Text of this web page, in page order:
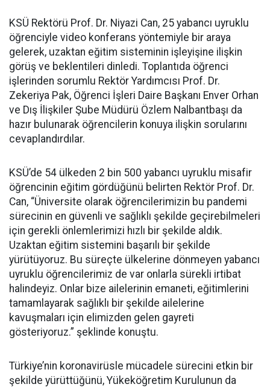
KSÜ Rektörü Prof. Dr. Niyazi Can, 25 yabancı uyruklu
öğrenciyle video konferans yöntemiyle bir araya
gelerek, uzaktan eğitim sisteminin işleyişine ilişkin
görüş ve beklentileri dinledi. Toplantıda öğrenci
işlerinden sorumlu Rektör Yardımcısı Prof. Dr.
Zekeriya Pak, Öğrenci İşleri Daire Başkanı Enver Orhan
ve Dış İlişkiler Şube Müdürü Özlem Nalbantbaşı da
hazır bulunarak öğrencilerin konuya ilişkin sorularını
cevaplandırdılar.
KSÜ’de 54 ülkeden 2 bin 500 yabancı uyruklu misafir
öğrencinin eğitim gördüğünü belirten Rektör Prof. Dr.
Can, “Üniversite olarak öğrencilerimizin bu pandemi
sürecinin en güvenli ve sağlıklı şekilde geçirebilmeleri
için gerekli önlemlerimizi hızlı bir şekilde aldık.
Uzaktan eğitim sistemini başarılı bir şekilde
yürütüyoruz. Bu süreçte ülkelerine dönmeyen yabancı
uyruklu öğrencilerimiz de var onlarla sürekli irtibat
halindeyiz. Onlar bize ailelerinin emaneti, eğitimlerini
tamamlayarak sağlıklı bir şekilde ailelerine
kavuşmaları için elimizden gelen gayreti
gösteriyoruz.” şeklinde konuştu.
Türkiye’nin koronavirüsle mücadele sürecini etkin bir
şekilde yürüttüğünü, Yükeköğretim Kurulunun da